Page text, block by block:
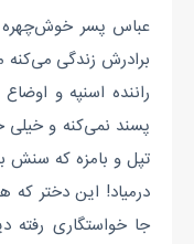
عباس پسر خوش‌چهره‌
برادرش زندگی می‌کنه
راننده اسنپه و
پسند نمی‌کنه و خیلی
تپل و بامزه که سنش
درمیاد! این دختر
جا خواستگاری رفته